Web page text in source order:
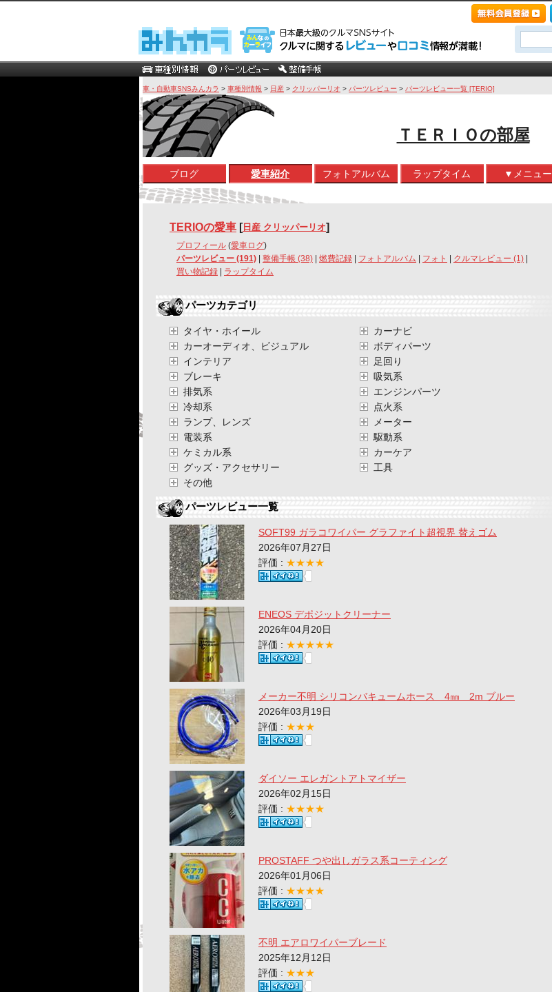
車・自動車SNSみんカラ > 車種別情報 > 日産 > クリッパーリオ > パーツレビュー > パーツレビュー一覧 [TERIO]
ＴＥＲＩＯの部屋
ブログ 愛車紹介 フォトアルバム ラップタイム ▼メニュー
TERIOの愛車 [ 日産 クリッパーリオ]
プロフィール (愛車ログ)
パーツレビュー (191)
整備手帳 (38) 燃費記録 フォトアルバム フォト クルマレビュー (1)
買い物記録
ラップタイム
パーツカテゴリ
タイヤ・ホイール
カーオーディオ、ビジュアル
インテリア
ブレーキ
排気系
冷却系
ランプ、レンズ
電装系
ケミカル系
グッズ・アクセサリー
その他
カーナビ
ボディパーツ
足回り
吸気系
エンジンパーツ
点火系
メーター
駆動系
カーケア
工具
パーツレビュー一覧
SOFT99 ガラコワイパー グラファイト超視界 替えゴム
2026年07月27日
評価 : ★★★★
ENEOS デポジットクリーナー
2026年04月20日
評価 : ★★★★★
メーカー不明 シリコンバキュームホース 4㎜ 2m ブルー
2026年03月19日
評価 : ★★★
ダイソー エレガントアトマイザー
2026年02月15日
評価 : ★★★★
PROSTAFF つや出しガラス系コーティング
2026年01月06日
評価 : ★★★★
不明 エアロワイパーブレード
2025年12月12日
評価 : ★★★